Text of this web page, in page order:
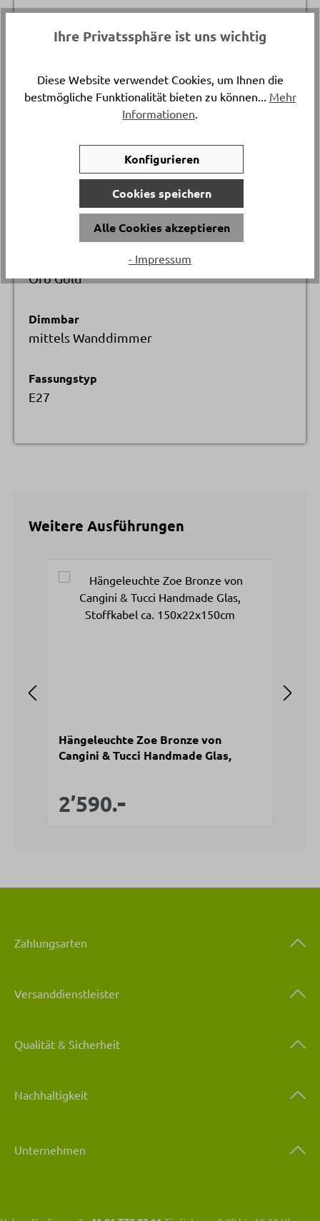
ca. 30 cm
Versand & Lieferung
Abholung
Oro Gold
Dimmbar
mittels Wanddimmer
Fassungstyp
E27
Weitere Ausführungen
Hängeleuchte Zoe Bronze von
Cangini & Tucci Handmade Glas,
Verkaufspreis:
2’590.-
Zahlungsarten
Versanddienstleister
Qualität & Sicherheit
Nachhaltigkeit
Unternehmen
Ihre Privatssphäre ist uns wichtig
Diese Website verwendet Cookies, um Ihnen die
bestmögliche Funktionalität bieten zu können... Mehr
Informationen
Konfigurieren
Cookies speichern
Alle Cookies akzeptieren
- Impressum